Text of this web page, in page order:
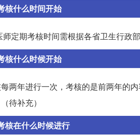
核什么时间开始
定期考核时间需根据各省卫生行政
核什么时候开始
两年进行一次，考核的是前两年的
待补充）
核在什么时候进行